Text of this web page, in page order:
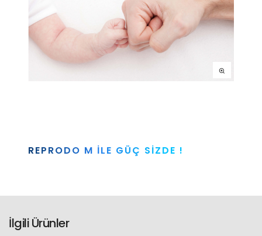
REPRODO M ILE GÜÇ SIZDE !
İlgili Ürünler